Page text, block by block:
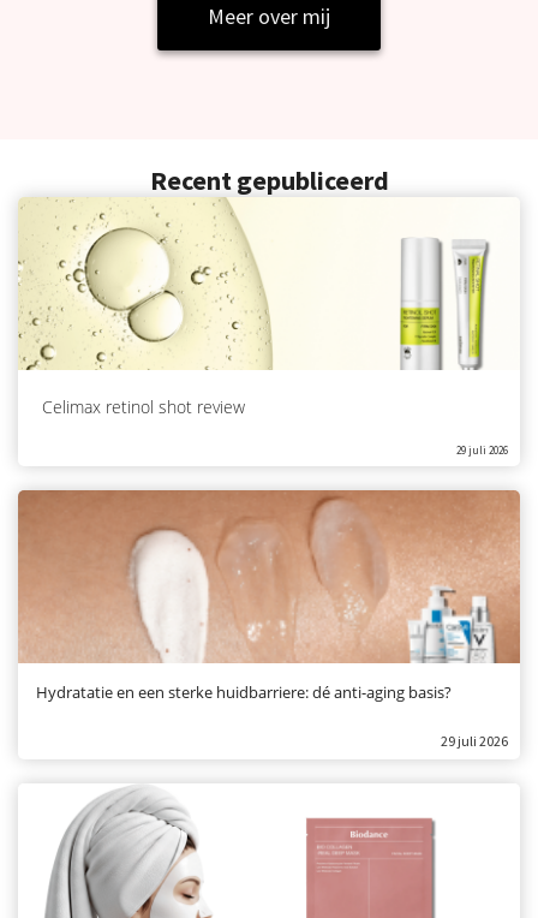
Meer over mij
Recent gepubliceerd
Celimax retinol shot review
29 juli 2026
Hydratatie en een sterke huidbarriere: dé anti-aging basis?
29 juli 2026